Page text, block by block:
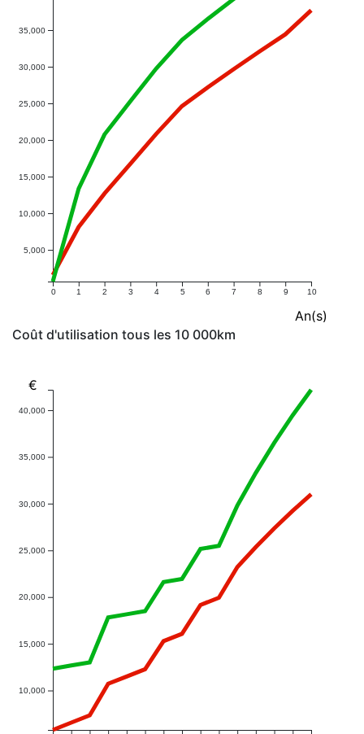
0 1 2 3 4 5 6 7 8 9 10
5,000
10,000
15,000
20,000
25,000
30,000
35,000
An(s)
Coût d'utilisation tous les 10 000km
10,000
15,000
20,000
25,000
30,000
35,000
40,000
€